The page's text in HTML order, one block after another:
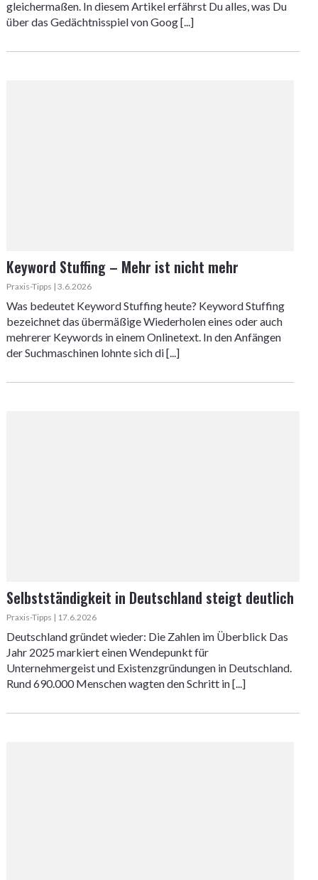
gleichermaßen. In diesem Artikel erfährst Du alles, was Du
über das Gedächtnisspiel von Goog [...]
Keyword Stuffing – Mehr ist nicht mehr
Praxis-Tipps | 3.6.2026
Was bedeutet Keyword Stuffing heute? Keyword Stuffing
bezeichnet das übermäßige Wiederholen eines oder auch
mehrerer Keywords in einem Onlinetext. In den Anfängen
der Suchmaschinen lohnte sich di [...]
Selbstständigkeit in Deutschland steigt deutlich
Praxis-Tipps | 17.6.2026
Deutschland gründet wieder: Die Zahlen im Überblick Das
Jahr 2025 markiert einen Wendepunkt für
Unternehmergeist und Existenzgründungen in Deutschland.
Rund 690.000 Menschen wagten den Schritt in [...]